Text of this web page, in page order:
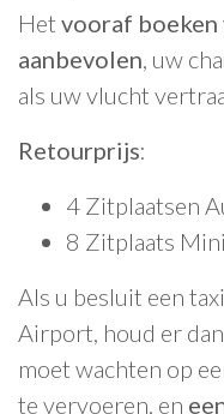
Het vooraf boeken
aanbevolen, uw
als uw vlucht
Retourprijs:
4 Zitplaatsen
8 Zitplaats
Als u besluit een
Airport, houd er
moet wachten op
te vervoeren, en